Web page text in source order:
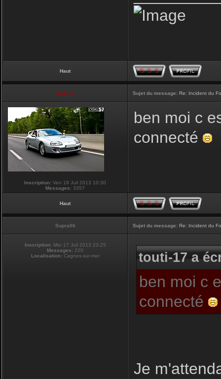
Haut
touti-17 Sujet du message: Re: Incident du
Inscription: Ven 19 Juil 2013 10:30
Messages: 3357
ben moi c
connecté
Haut
Supra06 Sujet du message: Re: Incident du
Inscription: Mer 17 Juil 2013 23:25
Messages: 220
Localisation:Cagnes-sur-mer touti-17 a
ben moi c
connecté
Je